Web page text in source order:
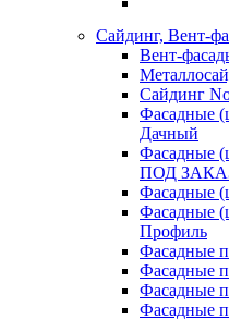
Сайдинг, Вент-
Вент-
Сайдинг
Фасадные
Дачный
Фасадные
ПОД
Фасадные
Фасадные
Профиль
Фасадные
Фасадные
Фасадные
Фасадные